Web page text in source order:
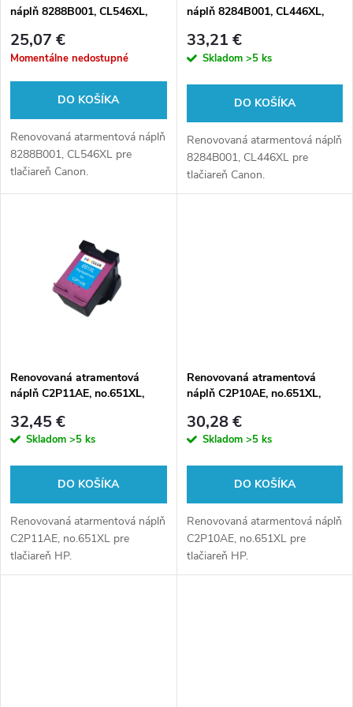
e
p
r
o
d
u
v
p
r
d
u
náplň 8288B001, CL546XL,
(BULK)
25,07 €
Momentálne nedostupné
DO KOŠÍKA
Renovovaná atarmentová náplň
8288B001, CL546XL pre
tlačiareň Canon.
náplň 8284B001, CL446XL,
(BULK)
33,21 €
Skladom >5 ks
DO KOŠÍKA
Renovovaná atarmentová náplň
8284B001, CL446XL pre
tlačiareň Canon.
Renovovaná atramentová
náplň C2P11AE, no.651XL,
32,45 €
Skladom >5 ks
DO KOŠÍKA
Renovovaná atarmentová náplň
C2P11AE, no.651XL pre
tlačiareň HP.
Renovovaná atramentová
náplň C2P10AE, no.651XL,
30,28 €
Skladom >5 ks
DO KOŠÍKA
Renovovaná atarmentová náplň
C2P10AE, no.651XL pre
tlačiareň HP.